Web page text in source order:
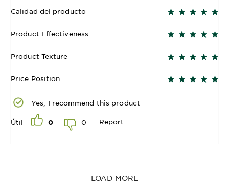
Calidad del producto
Product Effectiveness
Product Texture
Price Position
Yes, I recommend this product
Útil 0 0 Report
LOAD MORE